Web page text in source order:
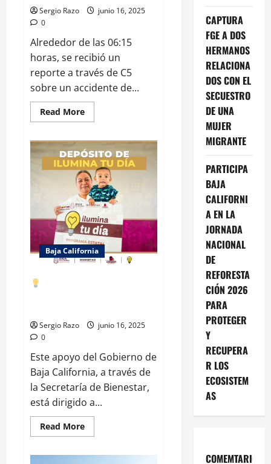
Sergio Razo
junio 16, 2025
0
Alrededor de las 06:15
horas, se recibió un
reporte a través de C5
sobre un accidente de...
Read MoreRead
more
de
las
06:15
horas,
se
recibió
un
reporte
través
de
C5
sobre
un
accidente
y
calle
en
colonia
Aeropuerto
Baja California
Sergio Razo
junio 16, 2025
0
Este apoyo del Gobierno de
Baja California, a través de
la Secretaría de Bienestar,
está dirigido a...
Read MoreRead
more
CAPTURA
FGE A DOS
HERMANOS
RELACIONA
DOS CON EL
SECUESTRO
DE UNA
MUJER
MIGRANTE
PARTICIPA
BAJA
CALIFORNI
A EN LA
JORNADA
NACIONAL
DE
REFORESTA
CIÓN 2026
PARA
PROTEGER
Y
RECUPERA
R LOS
ECOSISTEM
AS
COMEMTARIOS